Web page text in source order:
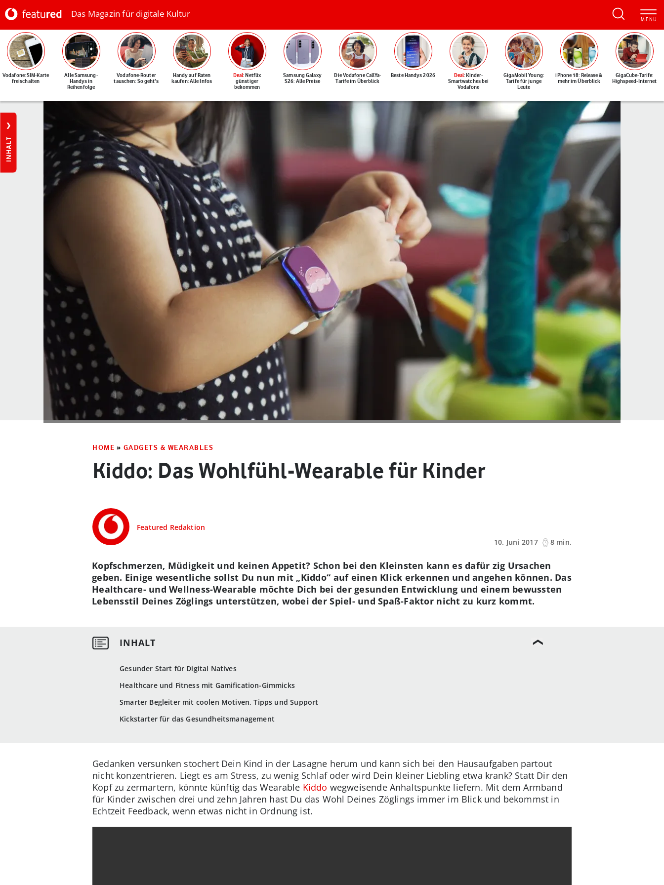
Das Magazin für digitale Kultur
Vodafone: SIM-Karte
freischalten
Alle Samsung-
Handys in
Reihenfolge
Vodafone-Router
tauschen: So geht's
Handy auf Raten
kaufen: Alle Infos
Deal: Netflix
günstiger
bekommen
Samsung Galaxy
S26: Alle Preise
Die Vodafone CallYa-
Tarife im Überblick
Beste Handys 2026 Deal: Kinder-
Smartwatches bei
Vodafone
GigaMobil Young:
Tarife für junge
Leute
iPhone 18: Release &
mehr im Überblick
GigaCube-Tarife:
Highspeed-Internet
INHALT
HOME » GADGETS & WEARABLES
Kiddo: Das Wohlfühl-Wearable für Kinder
Featured Redaktion
10. Juni 2017
8 min.
Gesunder Start für Digital Natives
Healthcare und Fitness mit Gamification-Gimmicks
Smarter Begleiter mit coolen Motiven, Tipps und Support
Kickstarter für das Gesundheitsmanagement
Kopfschmerzen, Müdigkeit und keinen Appetit? Schon bei den Kleinsten kann es dafür zig Ursachen
geben. Einige wesentliche sollst Du nun mit „Kiddo“ auf einen Klick erkennen und angehen können. Das
Healthcare- und Wellness-Wearable möchte Dich bei der gesunden Entwicklung und einem bewussten
Lebensstil Deines Zöglings unterstützen, wobei der Spiel- und Spaß-Faktor nicht zu kurz kommt.
Gedanken versunken stochert Dein Kind in der Lasagne herum und kann sich bei den Hausaufgaben partout
nicht konzentrieren. Liegt es am Stress, zu wenig Schlaf oder wird Dein kleiner Liebling etwa krank? Statt Dir den
Kopf zu zermartern, könnte künftig das Wearable Kiddo wegweisende Anhaltspunkte liefern. Mit dem Armband
für Kinder zwischen drei und zehn Jahren hast Du das Wohl Deines Zöglings immer im Blick und bekommst in
Echtzeit Feedback, wenn etwas nicht in Ordnung ist.